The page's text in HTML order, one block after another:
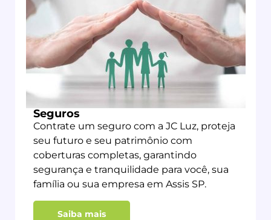
Seguros
Contrate um seguro com a JC Luz, proteja
seu futuro e seu patrimônio com
coberturas completas, garantindo
segurança e tranquilidade para você, sua
família ou sua empresa em Assis SP.
Saiba mais